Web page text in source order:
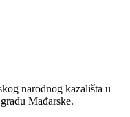
narodnog kazališta u
Mađarske.